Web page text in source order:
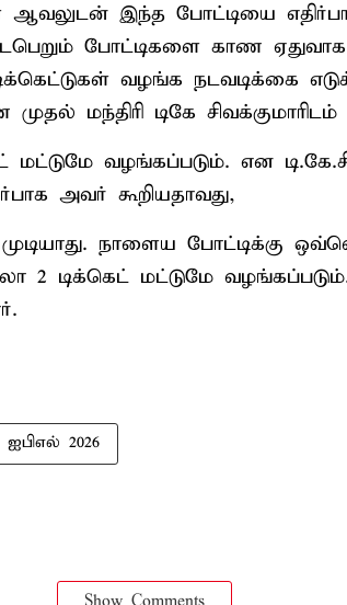
ஆவலுடன் இந்த போட்டியை
போட்டிகளை காண
வழங்க நடவடிக்கை
முதல் மந்திரி டிகே
வழங்கப்படும். என
அவர் கூறியதாவது,
நாளைய போட்டிக்கு
2 டிக்கெட் மட்டுமே
ஐபிஎல் 2026